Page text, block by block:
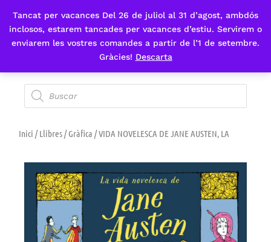
Tancat per vacances Del 26 de juliol al 31 d’agost, ambdós
inclosos, estarem tancades per vacances d’estiu. Servirem o
enviarem les vostres comandes a partir de l’1 de setembre.
Gràcies! Descarta
Fes-te'n sòcia
Inici /Llibres/Gràfica / VIDA NOVELESCA DE JANE AUSTEN, LA